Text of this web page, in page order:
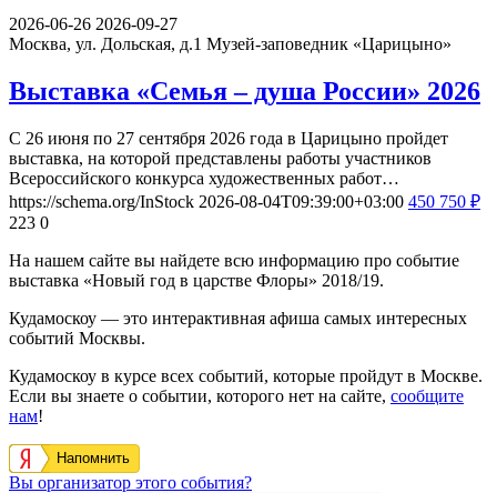
2026-06-26 2026-09-27
Москва, ул. Дольская, д.1 Музей-заповедник «Царицыно»
Выставка «Семья – душа России» 2026
С 26 июня по 27 сентября 2026 года в Царицыно пройдет
выставка, на которой представлены работы участников
Всероссийского конкурса художественных работ…
https://schema.org/InStock 2026-08-04T09:39:00+03:00 450 750 ₽
223 0
На нашем сайте вы найдете всю информацию про событие
выставка «Новый год в царстве Флоры» 2018/19.
Кудамоскоу — это интерактивная афиша самых интересных
событий Москвы.
Кудамоскоу в курсе всех событий, которые пройдут в Москве.
Если вы знаете о событии, которого нет на сайте, сообщите
нам!
Напомнить
Вы организатор этого события?